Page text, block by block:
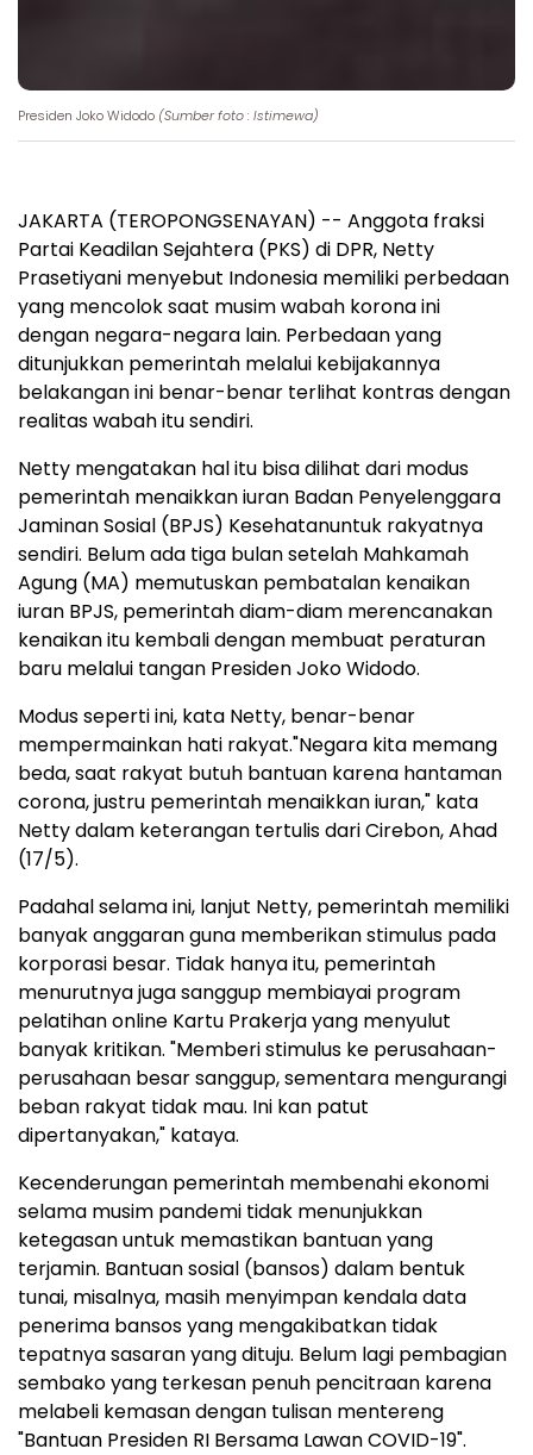
Presiden Joko Widodo (Sumber foto : Istimewa)
JAKARTA (TEROPONGSENAYAN) -- Anggota fraksi
Partai Keadilan Sejahtera (PKS) di DPR, Netty
Prasetiyani menyebut Indonesia memiliki perbedaan
yang mencolok saat musim wabah korona ini
dengan negara-negara lain. Perbedaan yang
ditunjukkan pemerintah melalui kebijakannya
belakangan ini benar-benar terlihat kontras dengan
realitas wabah itu sendiri.
Netty mengatakan hal itu bisa dilihat dari modus
pemerintah menaikkan iuran Badan Penyelenggara
Jaminan Sosial (BPJS) Kesehatanuntuk rakyatnya
sendiri. Belum ada tiga bulan setelah Mahkamah
Agung (MA) memutuskan pembatalan kenaikan
iuran BPJS, pemerintah diam-diam merencanakan
kenaikan itu kembali dengan membuat peraturan
baru melalui tangan Presiden Joko Widodo.
Modus seperti ini, kata Netty, benar-benar
mempermainkan hati rakyat."Negara kita memang
beda, saat rakyat butuh bantuan karena hantaman
corona, justru pemerintah menaikkan iuran," kata
Netty dalam keterangan tertulis dari Cirebon, Ahad
(17/5).
Padahal selama ini, lanjut Netty, pemerintah memiliki
banyak anggaran guna memberikan stimulus pada
korporasi besar. Tidak hanya itu, pemerintah
menurutnya juga sanggup membiayai program
pelatihan online Kartu Prakerja yang menyulut
banyak kritikan. "Memberi stimulus ke perusahaan-
perusahaan besar sanggup, sementara mengurangi
beban rakyat tidak mau. Ini kan patut
dipertanyakan," kataya.
Kecenderungan pemerintah membenahi ekonomi
selama musim pandemi tidak menunjukkan
ketegasan untuk memastikan bantuan yang
terjamin. Bantuan sosial (bansos) dalam bentuk
tunai, misalnya, masih menyimpan kendala data
penerima bansos yang mengakibatkan tidak
tepatnya sasaran yang dituju. Belum lagi pembagian
sembako yang terkesan penuh pencitraan karena
melabeli kemasan dengan tulisan mentereng
"Bantuan Presiden RI Bersama Lawan COVID-19".